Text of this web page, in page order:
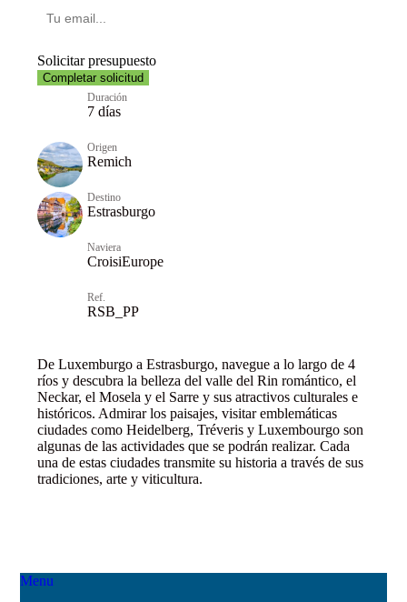
Solicitar presupuesto
Completar solicitud
Duración
7 días
Origen
Remich
Destino
Estrasburgo
Naviera
CroisiEurope
Ref.
RSB_PP
De Luxemburgo a Estrasburgo, navegue a lo largo de 4
ríos y descubra la belleza del valle del Rin romántico, el
Neckar, el Mosela y el Sarre y sus atractivos culturales e
históricos. Admirar los paisajes, visitar emblemáticas
ciudades como Heidelberg, Tréveris y Luxembourgo son
algunas de las actividades que se podrán realizar. Cada
una de estas ciudades transmite su historia a través de sus
tradiciones, arte y viticultura.
Menu